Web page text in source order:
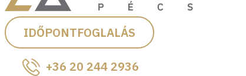
IDŐPONTFOGLALÁS
+36 20 244 2936